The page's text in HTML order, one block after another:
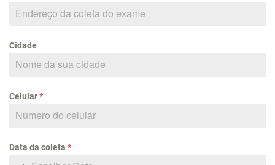
Cidade
Celular*
Data da coleta *